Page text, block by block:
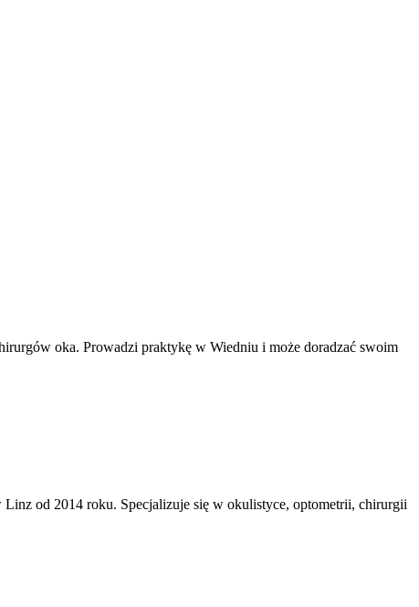
oka. Prowadzi praktykę w Wiedniu i może doradzać swoim
od 2014 roku. Specjalizuje się w okulistyce, optometrii, chirurgii